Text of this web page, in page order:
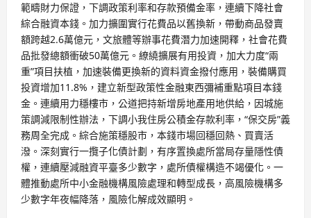
範疇財力保證，下調政策利率和存款預備金率，連續下降社會
綜合融資本錢。加力擴圍實行花費品以舊換新，帶動商品發賣
額跨越2.6萬億元，文旅體等辦事花費潛力加速開釋，社會花費
品批發總額衝破50萬億元。繚繞擴展有用投資，加大力度“兩
重”項目扶植，加速裝備更換新的資料資金撥付應用，裝備購買
投資增加11.8%，建立新型政策性金融東西彌補重點項目本錢
金。連續用力穩樓市，公道把持新增房地產用地供給，因城施
策調減限制性辦法，下調小我住房公積金存款利率，“保交房”義
務周全完成。綜合施策穩股市，本錢市場回穩回熱、買賣活
潑。深刻實行一攬子化債計劃，有序置換處所當局存量隱性債
權，連續壓減融資平臺多少數字，處所債權構造不竭優化。一
體推動處所中小金融機構風險處理和轉型成長，高風險機構多
少數字年夜幅降落，風險化解成效顯明。